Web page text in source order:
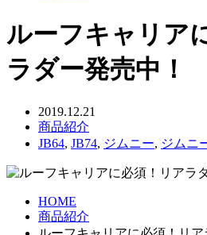
ルーフキャリア
ラダー発売中！
2019.12.21
商品紹介
JB64, JB74, ジムニー, ジムニ
HOME
商品紹介